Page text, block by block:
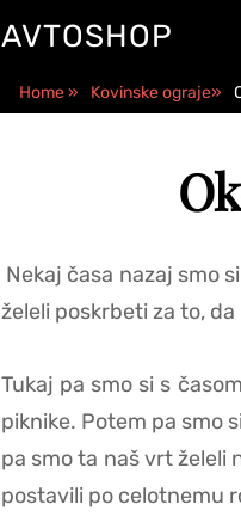
AVTOSHOP
Home» Kovinske ograje»
Nekaj časa nazaj smo
želeli poskrbeti za to,
Tukaj pa smo si s
piknike. Potem pa smo
pa smo ta naš vrt želeli
postavili po celotnemu